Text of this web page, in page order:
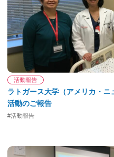
活動報告
ラトガース大学（アメリカ・
活動のご報告
#活動報告